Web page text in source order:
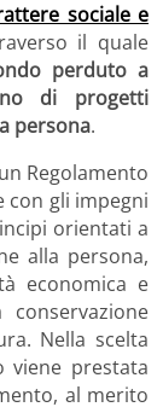
sociale e
il quale
perduto a
di progetti
persona.
Regolamento
con gli impegni
orientati a
alla persona,
economica e
Nella scelta
prestata
al merito